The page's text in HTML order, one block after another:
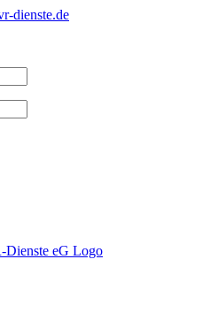
dienste.de